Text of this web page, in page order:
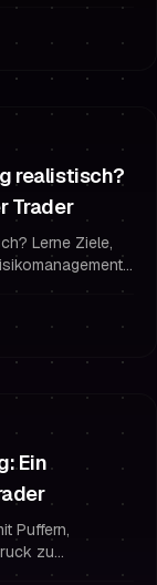
realistisch?
Trader
Lerne Ziele,
finanziert zu
Ein
Puffern,
zu
und